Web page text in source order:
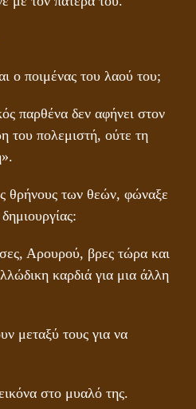
ο ποιμένας του λαού του;
παρθένα δεν αφήνει στον
του πολεμιστή, ούτε τη
θρήνους των θεών, φώναξε
Αρουρού, βρες τώρα και
καρδιά για μια άλλη
μεταξύ τους για να
στο μυαλό της.